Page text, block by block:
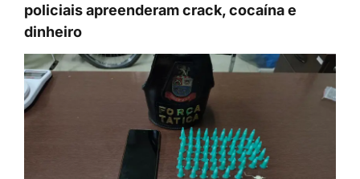
policiais apreenderam crack, cocaína e
dinheiro